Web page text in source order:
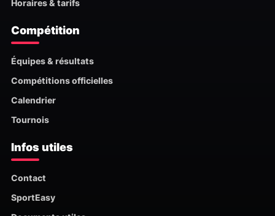
Horaires & tarifs
Compétition
Équipes & résultats
Compétitions officielles
Calendrier
Tournois
Infos utiles
Contact
SportEasy